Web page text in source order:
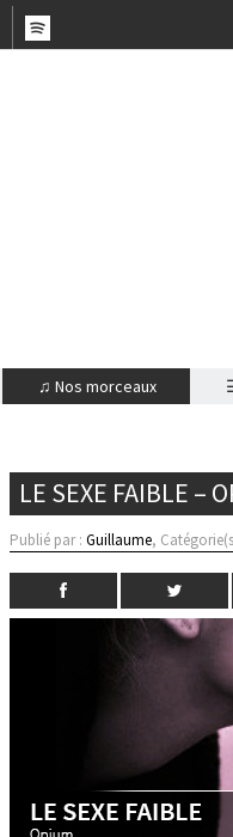
♫ Nos morceaux
LE SEXE FAIBLE –
Publié par :Guillaume,